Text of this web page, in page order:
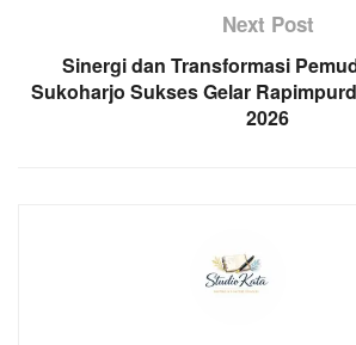
Next Post
Sinergi dan Transformasi
Sukoharjo Sukses Gelar
2026